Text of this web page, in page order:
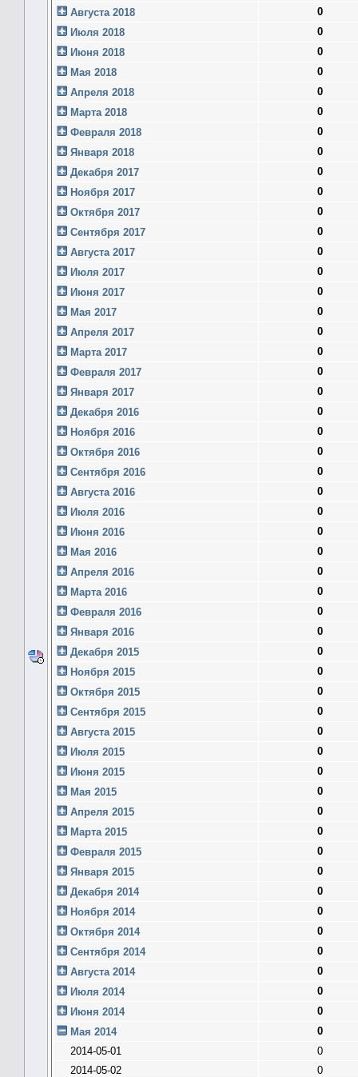
Августа 2018
0
Июля 2018
0
Июня 2018
0
Мая 2018
0
Апреля 2018
0
Марта 2018
0
Февраля 2018
0
Января 2018
0
Декабря 2017
0
Ноября 2017
0
Октября 2017
0
Сентября 2017
0
Августа 2017
0
Июля 2017
0
Июня 2017
0
Мая 2017
0
Апреля 2017
0
Марта 2017
0
Февраля 2017
0
Января 2017
0
Декабря 2016
0
Ноября 2016
0
Октября 2016
0
Сентября 2016
0
Августа 2016
0
Июля 2016
0
Июня 2016
0
Мая 2016
0
Апреля 2016
0
Марта 2016
0
Февраля 2016
0
Января 2016
0
Декабря 2015
0
Ноября 2015
0
Октября 2015
0
Сентября 2015
0
Августа 2015
0
Июля 2015
0
Июня 2015
0
Мая 2015
0
Апреля 2015
0
Марта 2015
0
Февраля 2015
0
Января 2015
0
Декабря 2014
0
Ноября 2014
0
Октября 2014
0
Сентября 2014
0
Августа 2014
0
Июля 2014
0
Июня 2014
0
Мая 2014
0
2014-05-01
0
2014-05-02
0